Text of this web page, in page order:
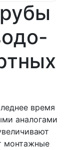
время
аналогами
монтажные